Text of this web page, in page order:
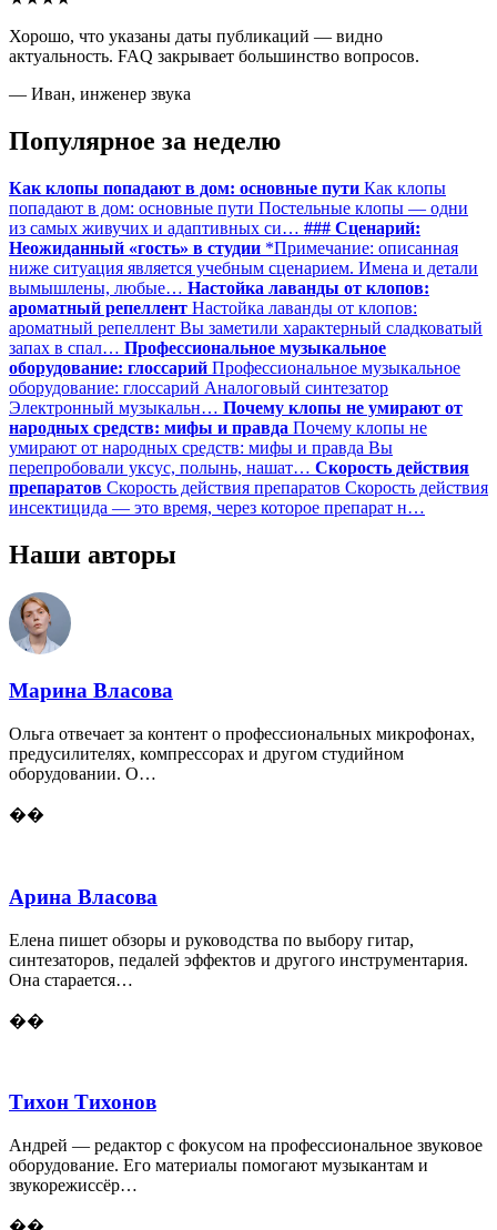
Хорошо, что указаны даты публикаций — видно
актуальность. FAQ закрывает большинство вопросов.
— Иван, инженер звука
Популярное за неделю
Как клопы попадают в дом: основные пути Как клопы
попадают в дом: основные пути Постельные клопы — одни
из самых живучих и адаптивных си… ### Сценарий:
Неожиданный «гость» в студии *Примечание: описанная
ниже ситуация является учебным сценарием. Имена и детали
вымышлены, любые… Настойка лаванды от клопов:
ароматный репеллент Настойка лаванды от клопов:
ароматный репеллент Вы заметили характерный сладковатый
запах в спал… Профессиональное музыкальное
оборудование: глоссарий Профессиональное музыкальное
оборудование: глоссарий Аналоговый синтезатор
Электронный музыкальн… Почему клопы не умирают от
народных средств: мифы и правда Почему клопы не
умирают от народных средств: мифы и правда Вы
перепробовали уксус, полынь, нашат… Скорость действия
препаратов Скорость действия препаратов Скорость действия
инсектицида — это время, через которое препарат н…
Наши авторы
Марина Власова
Ольга отвечает за контент о профессиональных микрофонах,
предусилителях, компрессорах и другом студийном
оборудовании. О…
��
Арина Власова
Елена пишет обзоры и руководства по выбору гитар,
синтезаторов, педалей эффектов и другого инструментария.
Она старается…
��
Тихон Тихонов
Андрей — редактор с фокусом на профессиональное звуковое
оборудование. Его материалы помогают музыкантам и
звукорежиссёр…
��